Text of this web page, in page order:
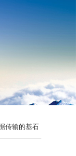
传输的基石